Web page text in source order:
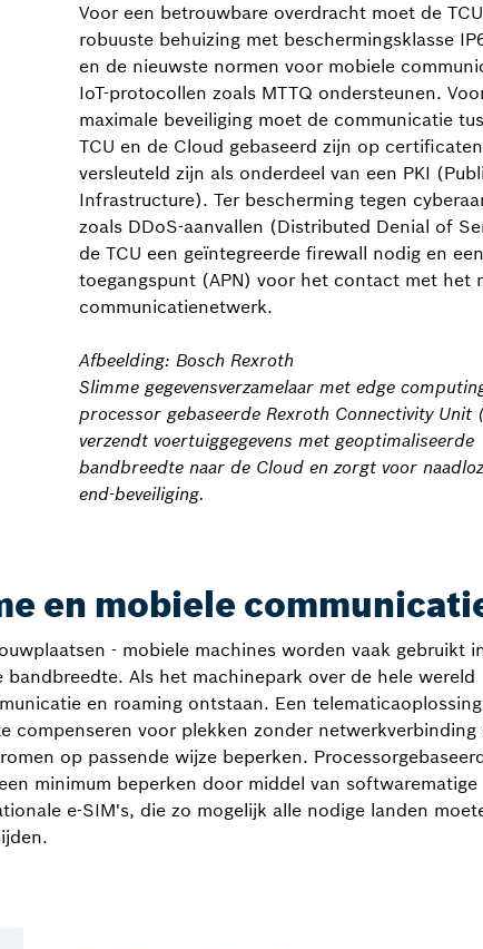
Voor een betrouwbare overdracht moet de
robuuste behuizing met beschermingsklasse
en de nieuwste normen voor mobiele
IoT-protocollen zoals MTTQ ondersteunen.
maximale beveiliging moet de communicatie
TCU en de Cloud gebaseerd zijn op
versleuteld zijn als onderdeel van een PKI
Infrastructure). Ter bescherming tegen
zoals DDoS-aanvallen (Distributed Denial of
de TCU een geïntegreerde firewall nodig en
toegangspunt (APN) voor het contact met het
communicatienetwerk.
Afbeelding: Bosch Rexroth
Slimme gegevensverzamelaar met edge
processor gebaseerde Rexroth Connectivity Unit
verzendt voertuiggegevens met geoptimaliseerde
bandbreedte naar de Cloud en zorgt voor
end-beveiliging.
en mobiele
- mobiele machines worden vaak gebruikt
Als het machinepark over de hele wereld
en roaming ontstaan. Een
compenseren voor plekken zonder
op passende wijze beperken.
minimum beperken door middel van softwarematige
e-SIM's, die zo mogelijk alle nodige landen